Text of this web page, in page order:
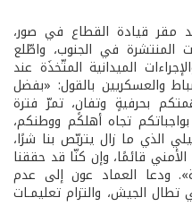
مقر قيادة القطاع في صور،
المنتشرة في الجنوب، واطّلع
الميدانية المتّخذَة عند
والعسكريين بالقول: «بفضل
بحرفيةٍ وتفانٍ، تمرّ فترة
تجاه أهلكم ووطنكم،
الذي ما زال يتربّص بنا شرًا،
قائمًا، وإن كنّا قد حققنا
ودعا العماد عون إلى عدم
تطال الجيش، والتزام تعليمـات